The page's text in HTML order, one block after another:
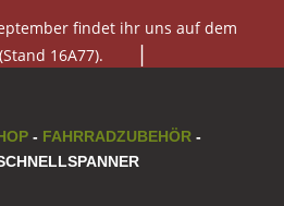
findet ihr uns auf dem
16A77).
- FAHRRADZUBEHÖR -